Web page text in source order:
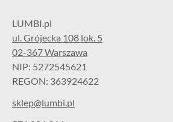
ul. Grójecka 108 lok. 5
02-367 Warszawa
NIP: 5272545621
REGON: 363924622
sklep@lumbi.pl